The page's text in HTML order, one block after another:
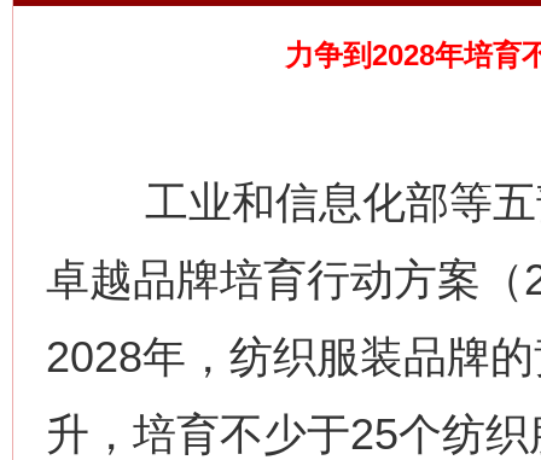
力争到2028年培育
工业和信息化部等五
卓越品牌培育行动方案
2028年，纺织服装品牌
升，培育不少于25个纺